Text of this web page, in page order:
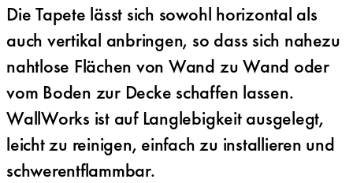
Die Tapete lässt sich sowohl horizontal als
auch vertikal anbringen, so dass sich nahezu
nahtlose Flächen von Wand zu Wand oder
vom Boden zur Decke schaffen lassen.
WallWorks ist auf Langlebigkeit ausgelegt,
leicht zu reinigen, einfach zu installieren und
schwerentflammbar.